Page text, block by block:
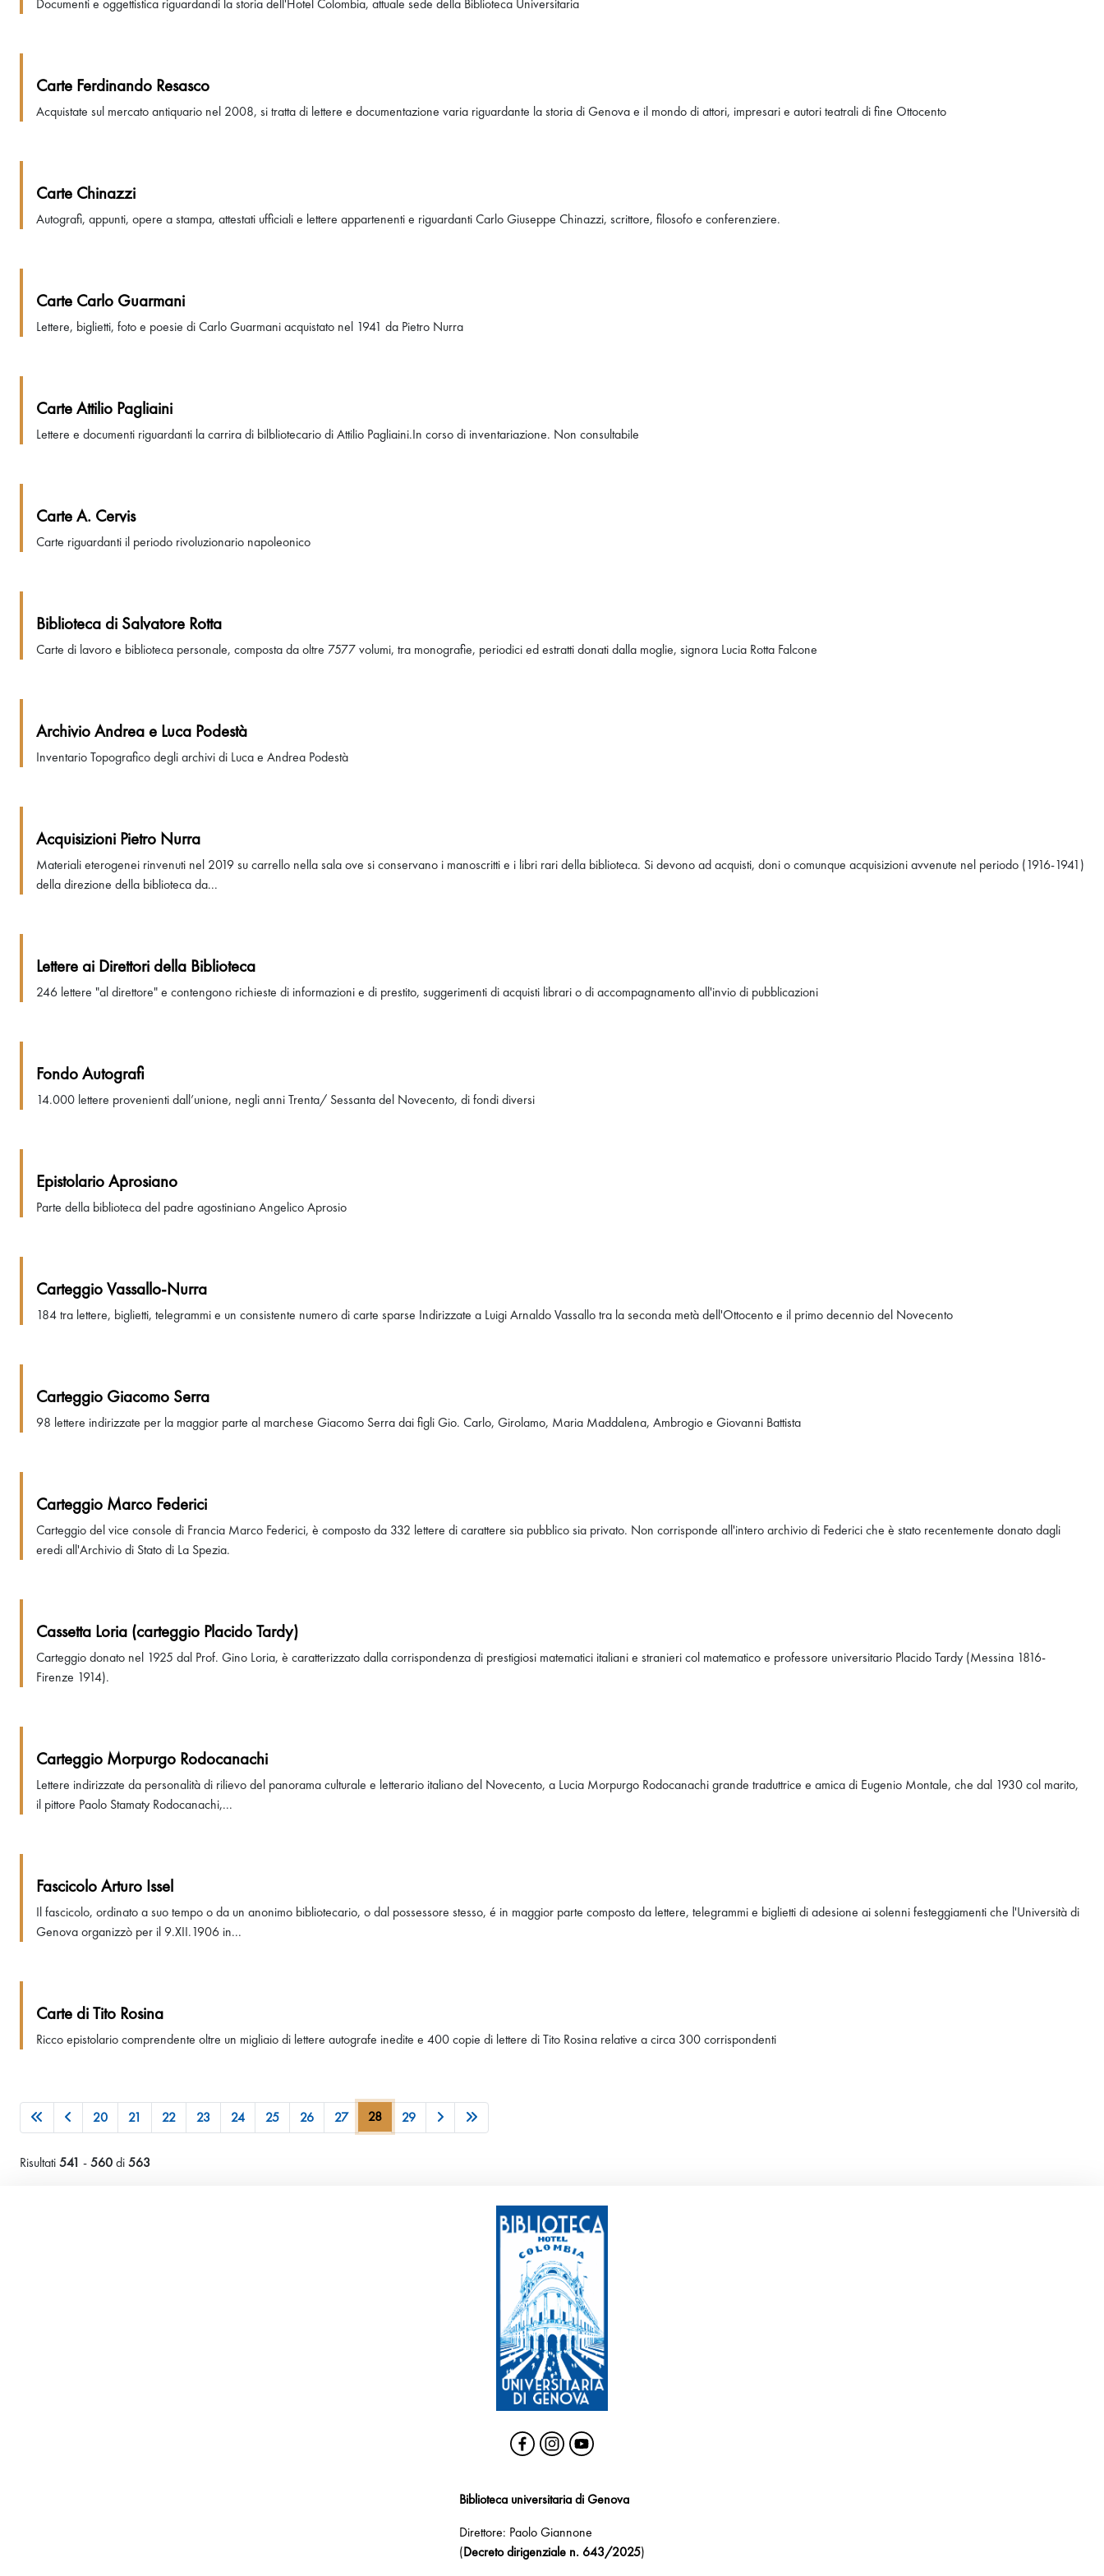
Documenti e oggettistica riguardandi la storia dell'Hotel Colombia, attuale sede della Biblioteca Universitaria
Carte Ferdinando Resasco
Acquistate sul mercato antiquario nel 2008, si tratta di lettere e documentazione varia riguardante la storia di Genova e il mondo di attori, impresari e autori teatrali di fine Ottocento
Carte Chinazzi
Autografi, appunti, opere a stampa, attestati ufficiali e lettere appartenenti e riguardanti Carlo Giuseppe Chinazzi, scrittore, filosofo e conferenziere.
Carte Carlo Guarmani
Lettere, biglietti, foto e poesie di Carlo Guarmani acquistato nel 1941 da Pietro Nurra
Carte Attilio Pagliaini
Lettere e documenti riguardanti la carrira di bilbliotecario di Attilio Pagliaini.In corso di inventariazione. Non consultabile
Carte A. Cervis
Carte riguardanti il periodo rivoluzionario napoleonico
Biblioteca di Salvatore Rotta
Carte di lavoro e biblioteca personale, composta da oltre 7577 volumi, tra monografie, periodici ed estratti donati dalla moglie, signora Lucia Rotta Falcone
Archivio Andrea e Luca Podestà
Inventario Topografico degli archivi di Luca e Andrea Podestà
Acquisizioni Pietro Nurra
Materiali eterogenei rinvenuti nel 2019 su carrello nella sala ove si conservano i manoscritti e i libri rari della biblioteca. Si devono ad acquisti, doni o comunque acquisizioni avvenute nel periodo (1916-1941)
della direzione della biblioteca da...
Lettere ai Direttori della Biblioteca
246 lettere "al direttore" e contengono richieste di informazioni e di prestito, suggerimenti di acquisti librari o di accompagnamento all'invio di pubblicazioni
Fondo Autografi
14.000 lettere provenienti dall’unione, negli anni Trenta/ Sessanta del Novecento, di fondi diversi
Epistolario Aprosiano
Parte della biblioteca del padre agostiniano Angelico Aprosio
Carteggio Vassallo-Nurra
184 tra lettere, biglietti, telegrammi e un consistente numero di carte sparse Indirizzate a Luigi Arnaldo Vassallo tra la seconda metà dell'Ottocento e il primo decennio del Novecento
Carteggio Giacomo Serra
98 lettere indirizzate per la maggior parte al marchese Giacomo Serra dai figli Gio. Carlo, Girolamo, Maria Maddalena, Ambrogio e Giovanni Battista
Carteggio Marco Federici
Carteggio del vice console di Francia Marco Federici, è composto da 332 lettere di carattere sia pubblico sia privato. Non corrisponde all'intero archivio di Federici che è stato recentemente donato dagli
eredi all'Archivio di Stato di La Spezia.
Cassetta Loria (carteggio Placido Tardy)
Carteggio donato nel 1925 dal Prof. Gino Loria, è caratterizzato dalla corrispondenza di prestigiosi matematici italiani e stranieri col matematico e professore universitario Placido Tardy (Messina 1816-
Firenze 1914).
Carteggio Morpurgo Rodocanachi
Lettere indirizzate da personalità di rilievo del panorama culturale e letterario italiano del Novecento, a Lucia Morpurgo Rodocanachi grande traduttrice e amica di Eugenio Montale, che dal 1930 col marito,
il pittore Paolo Stamaty Rodocanachi,...
Fascicolo Arturo Issel
Il fascicolo, ordinato a suo tempo o da un anonimo bibliotecario, o dal possessore stesso, é in maggior parte composto da lettere, telegrammi e biglietti di adesione ai solenni festeggiamenti che l'Università di
Genova organizzò per il 9.XII.1906 in...
Carte di Tito Rosina
Ricco epistolario comprendente oltre un migliaio di lettere autografe inedite e 400 copie di lettere di Tito Rosina relative a circa 300 corrispondenti
20 21 22 23 24 25 26 27 28 29
Risultati541 -560di563
Biblioteca universitaria di Genova
Direttore: Paolo Giannone
(Decreto dirigenziale n. 643/2025)